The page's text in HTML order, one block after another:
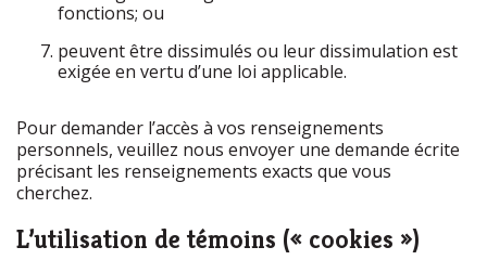
fonctions; ou
peuvent être dissimulés ou leur dissimulation est
exigée en vertu d’une loi applicable.
Pour demander l’accès à vos renseignements
personnels, veuillez nous envoyer une demande écrite
précisant les renseignements exacts que vous
cherchez.
L’utilisation de témoins (« cookies »)